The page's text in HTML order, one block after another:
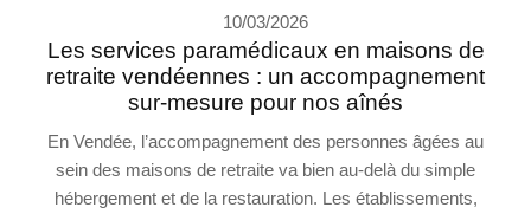
10/03/2026
Les services paramédicaux en maisons de
retraite vendéennes : un accompagnement
sur-mesure pour nos aînés
En Vendée, l’accompagnement des personnes âgées au
sein des maisons de retraite va bien au-delà du simple
hébergement et de la restauration. Les établissements,